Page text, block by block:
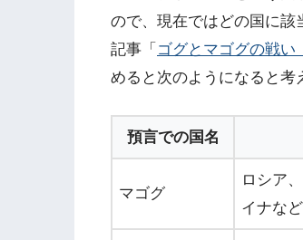
ので、現在ではどの国に該
記事「 ゴグとマゴグの戦い
めると次のようになると考
預言での国名
マゴグ
ロシア
イナなど